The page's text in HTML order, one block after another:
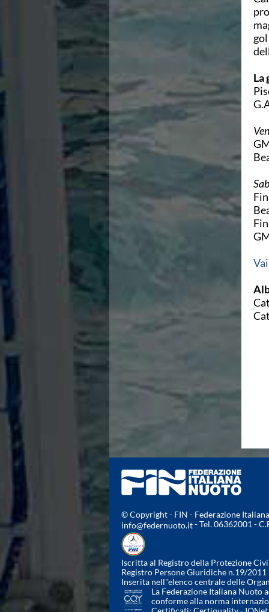
C. F. Napoli "Felice Scandone"
C. F. Trieste "Bruno Bianchi"
Area Legislativa
Protezione Civile
Qualità
Sostenibilità
Privacy
Cookie Policy
Archivio News
Flash News
Galleria fotografica
Videogallery
Contatti
La
© Copyright - FIN - Federazione
info@federnuoto.it- Tel. 06362001 -
Iscritta al Registro della Protezione
Registro Persone Giuridiche n.19/2011
Inserita nell''elenco centrale delle
La Federazione Italiana Nuoto
conforme alla norma